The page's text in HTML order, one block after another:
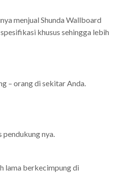
menjual Shunda Wallboard
khusus sehingga lebih
– orang di sekitar Anda.
nya.
lama berkecimpung di